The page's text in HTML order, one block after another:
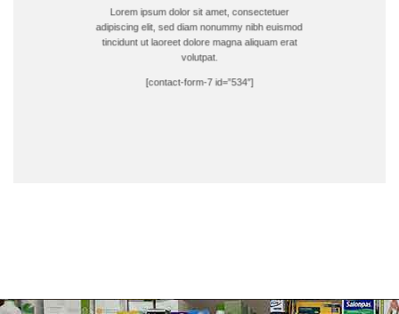
Lorem ipsum dolor sit amet, consectetuer
adipiscing elit, sed diam nonummy nibh euismod
tincidunt ut laoreet dolore magna aliquam erat
volutpat.
[contact-form-7 id=”534″]